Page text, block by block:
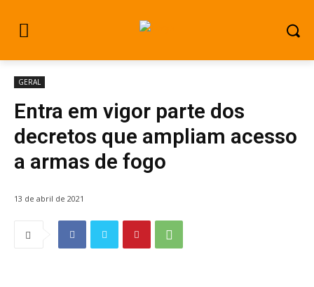
GERAL
Entra em vigor parte dos
decretos que ampliam acesso
a armas de fogo
13 de abril de 2021